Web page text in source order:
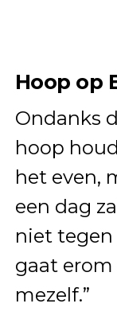
Hoop op
Ondanks
hoop
het even,
een dag
niet
gaat
mezelf.”